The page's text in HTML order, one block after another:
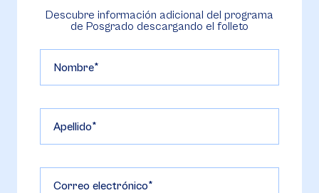
Descubre información adicional del programa
de Posgrado descargando el folleto
Nombre
Apellido
Correo electrónico